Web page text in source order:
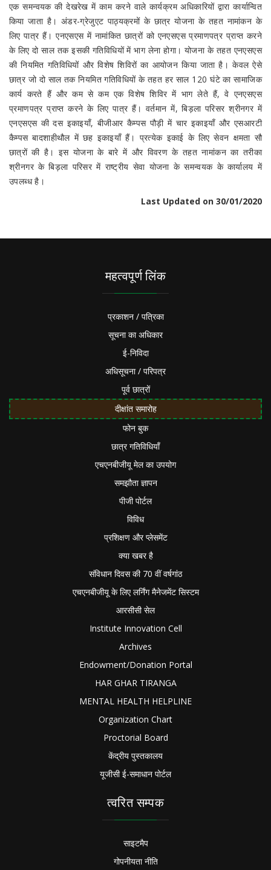
एक समन्वयक की देखरेख में काम करने वाले कार्यक्रम अधिकारियों द्वारा कार्यान्वित
किया जाता है। अंडर-ग्रेजुएट पाठ्यक्रमों के छात्र योजना के तहत नामांकन के
लिए पात्र हैं। एनएसएस में नामांकित छात्रों को एनएसएस प्रमाणपत्र प्राप्त करने
के लिए दो साल तक इसकी गतिविधियों में भाग लेना होगा। योजना के तहत एनएसएस
की नियमित गतिविधियों और विशेष शिविरों का आयोजन किया जाता है। केवल ऐसे
छात्र जो दो साल तक नियमित गतिविधियों के तहत हर साल 120 घंटे का सामाजिक
कार्य करते हैं और कम से कम एक विशेष शिविर में भाग लेते हैं, वे एनएसएस
प्रमाणपत्र प्राप्त करने के लिए पात्र हैं। वर्तमान में, बिड़ला परिसर श्रीनगर में
एनएसएस की दस इकाइयाँ, बीजीआर कैम्पस पौड़ी में चार इकाइयाँ और एसआरटी
कैम्पस बादशाहीथौल में छह इकाइयाँ हैं। प्रत्येक इकाई के लिए सेवन क्षमता सौ
छात्रों की है। इस योजना के बारे में और विवरण के तहत नामांकन का तरीका
श्रीनगर के बिड़ला परिसर में राष्ट्रीय सेवा योजना के समन्वयक के कार्यालय में
उपलब्ध है।
Last Updated on 30/01/2020
महत्वपूर्ण लिंक
प्रकाशन / पत्रिका
सूचना का अधिकार
ई-निविदा
अधिसूचना / परिपत्र
पूर्व छात्रों
दीक्षांत समारोह
फोन बुक
छात्र गतिविधियाँ
एचएनबीजीयू मेल का उपयोग
समझौता ज्ञापन
पीजी पोर्टल
विविध
प्रशिक्षण और प्लेसमेंट
क्या खबर है
संविधान दिवस की 70 वीं वर्षगांठ
एचएनबीजीयू के लिए लर्निंग मैनेजमेंट सिस्टम
आरसीसी सेल
Institute Innovation Cell
Archives
Endowment/Donation Portal
HAR GHAR TIRANGA
MENTAL HEALTH HELPLINE
Organization Chart
Proctorial Board
केंद्रीय पुस्तकालय
यूजीसी ई-समाधान पोर्टल
त्वरित सम्पक
साइटमैप
गोपनीयता नीति